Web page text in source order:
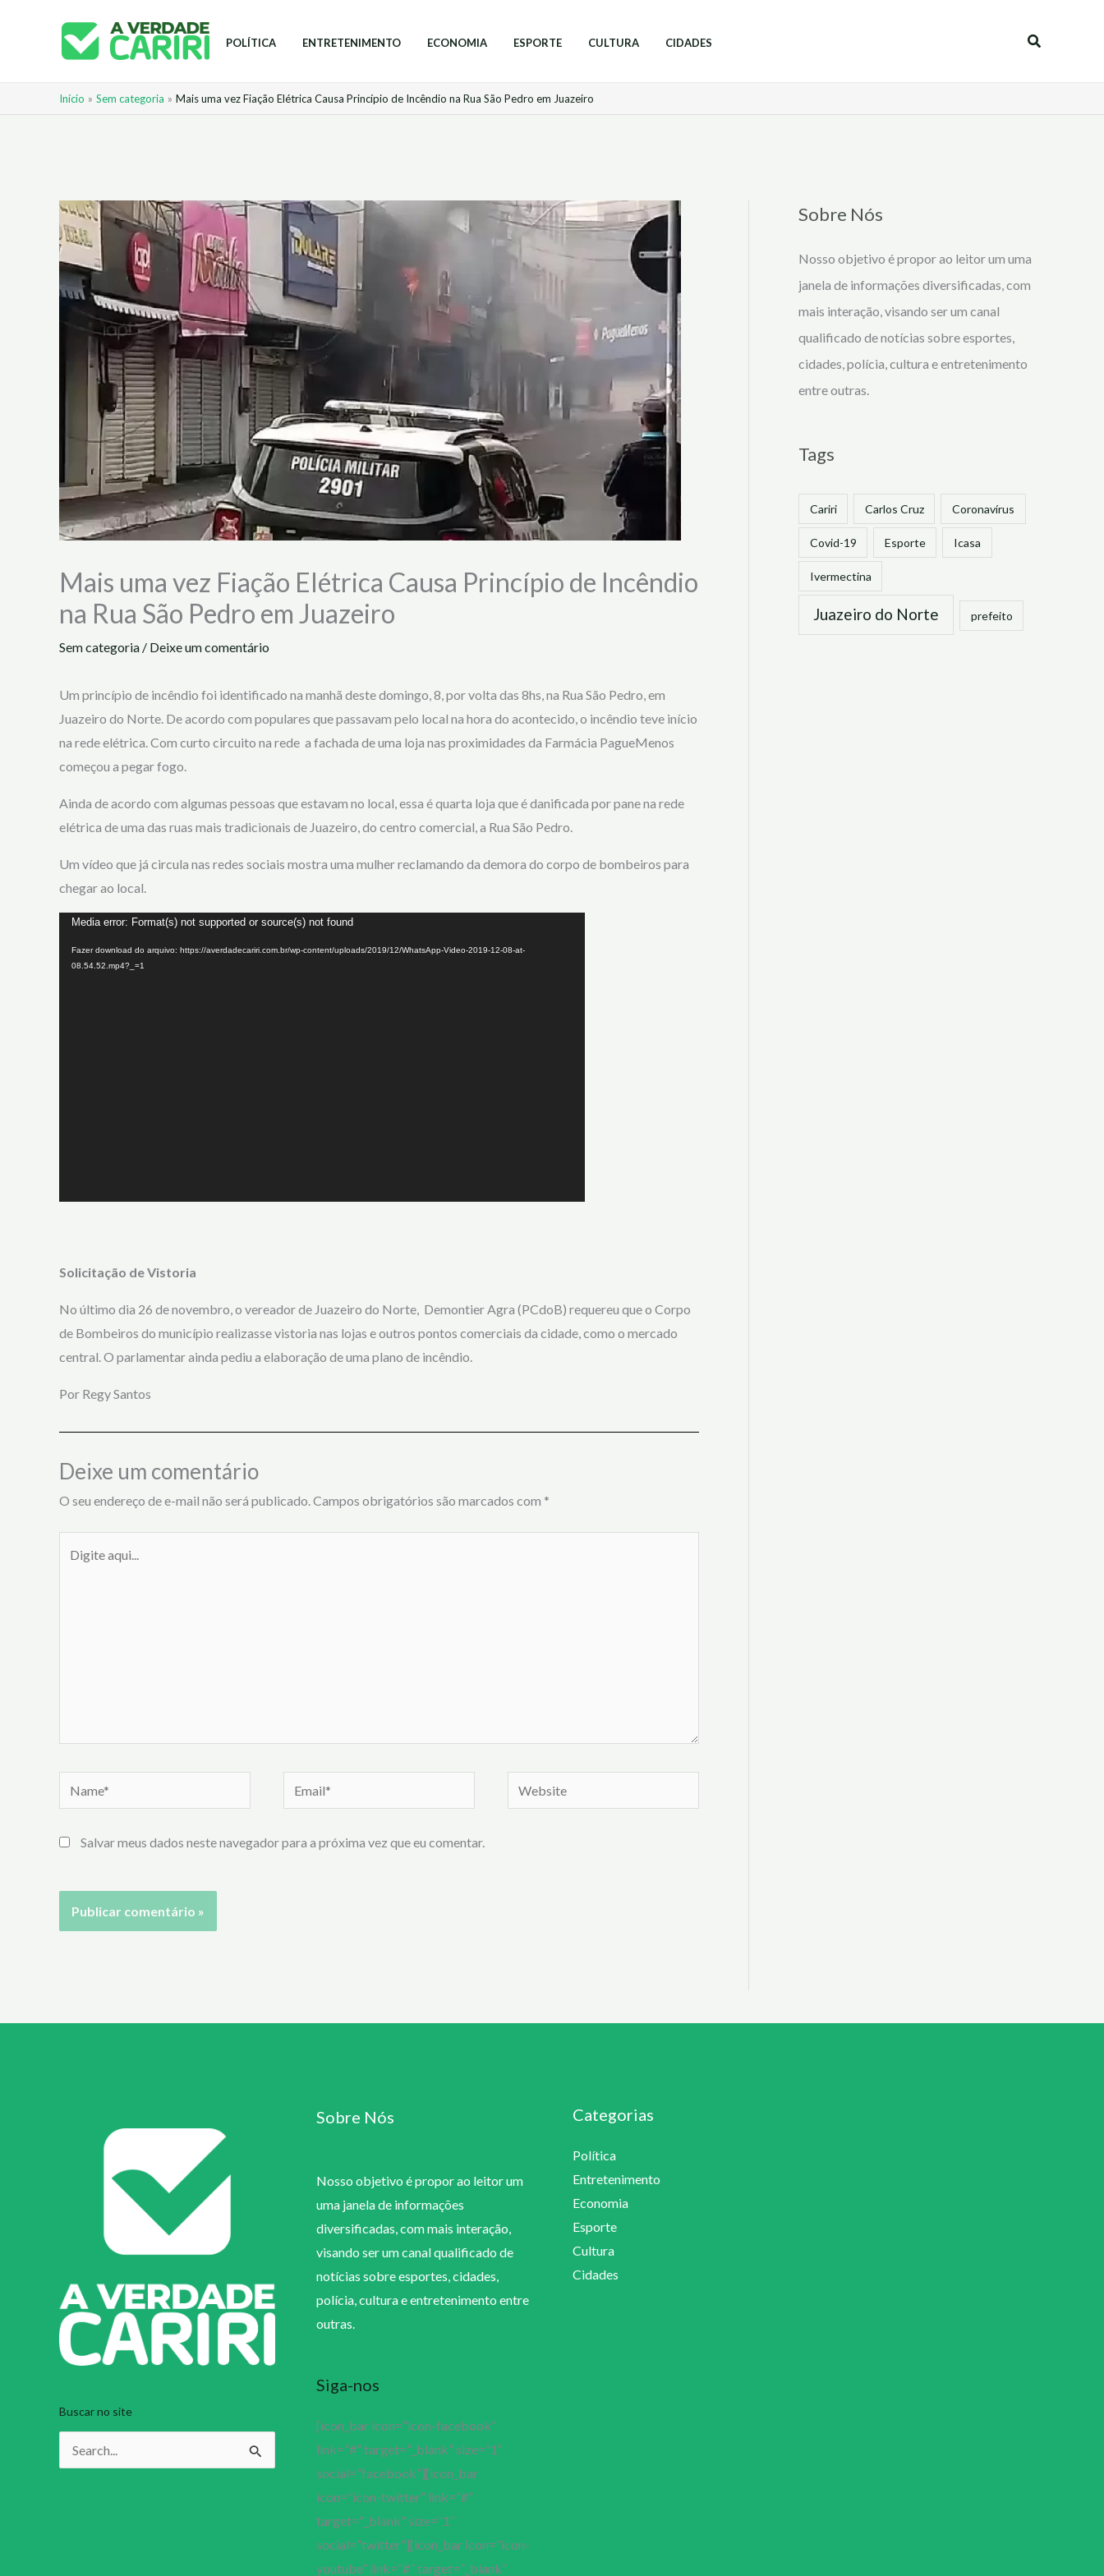
POLÍTICA ENTRETENIMENTO ECONOMIA ESPORTE CULTURA CIDADES Pesquisar
Início Sem categoria Mais uma vez Fiação Elétrica Causa Princípio de Incêndio na Rua São Pedro em Juazeiro
Mais uma vez Fiação Elétrica Causa Princípio de Incêndio
na Rua São Pedro em Juazeiro
Sem categoria / Deixe um comentário
Um princípio de incêndio foi identificado na manhã deste domingo, 8, por volta das 8hs, na Rua São Pedro, em
Juazeiro do Norte. De acordo com populares que passavam pelo local na hora do acontecido, o incêndio teve início
na rede elétrica. Com curto circuito na rede a fachada de uma loja nas proximidades da Farmácia PagueMenos
começou a pegar fogo.
Ainda de acordo com algumas pessoas que estavam no local, essa é quarta loja que é danificada por pane na rede
elétrica de uma das ruas mais tradicionais de Juazeiro, do centro comercial, a Rua São Pedro.
Um vídeo que já circula nas redes sociais mostra uma mulher reclamando da demora do corpo de bombeiros para
chegar ao local.
Tocador
de
vídeo
Media error: Format(s) not supported or source(s) not found
Fazer download do arquivo: https://averdadecariri.com.br/wp-content/uploads/2019/12/WhatsApp-Video-2019-12-08-at-
08.54.52.mp4?_=1
Solicitação de Vistoria
No último dia 26 de novembro, o vereador de Juazeiro do Norte, Demontier Agra (PCdoB) requereu que o Corpo
de Bombeiros do município realizasse vistoria nas lojas e outros pontos comerciais da cidade, como o mercado
central. O parlamentar ainda pediu a elaboração de uma plano de incêndio.
Por Regy Santos
Deixe um comentário
O seu endereço de e-mail não será publicado. Campos obrigatórios são marcados com *
aqui...
Salvar meus dados neste navegador para a próxima vez que eu comentar.
Sobre Nós
Nosso objetivo é propor ao leitor um uma
janela de informações diversificadas, com
mais interação, visando ser um canal
qualificado de notícias sobre esportes,
cidades, polícia, cultura e entretenimento
entre outras.
Tags
Cariri Carlos Cruz Coronavírus
Covid-19 Esporte Icasa
Ivermectina
Juazeiro do Norte prefeito
Buscar no site
Pesquisar
Sobre Nós
Nosso objetivo é propor ao leitor um
uma janela de informações
diversificadas, com mais interação,
visando ser um canal qualificado de
notícias sobre esportes, cidades,
polícia, cultura e entretenimento entre
outras.
Siga-nos
[icon_bar icon=”icon-facebook”
link=”#” target=”_blank” size=”1″
social=”facebook”][icon_bar
icon=”icon-twitter” link=”#”
target=”_blank” size=”1″
social=”twitter”][icon_bar icon=”icon-
youtube” link=”#” target=”_blank”
Categorias
Política
Entretenimento
Economia
Esporte
Cultura
Cidades